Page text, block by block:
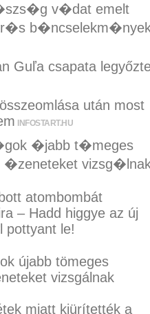
v�dat emelt
Guľa csapata
után most
INFOSTART.HU
�jabb t�meges
atombombát
– Hadd higgye az új
pottyant le!
újabb tömeges
vizsgálnak
miatt kiürítették a